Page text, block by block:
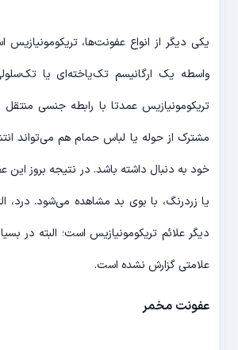
یکی دیگر از انواع عفونت‌ها،
واسطه یک ارگانیسم تک‌یاخته‌ای یا
تریکومونیازیس عمدتا با رابطه جنسی
مشترک از حوله یا لباس حمام هم می‌تواند
خود به دنبال داشته باشد. در نتیجه بروز این
یا زردرنگ، با بوی بد مشاهده می‌شود. درد،
دیگر علائم تریکومونیازیس است؛ البته در
علامتی گزارش نشده است.
عفونت مخمر